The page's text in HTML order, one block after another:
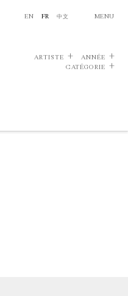
EN FR 中文 MENU
ARTISTE
ANNÉE
CATÉGORIE